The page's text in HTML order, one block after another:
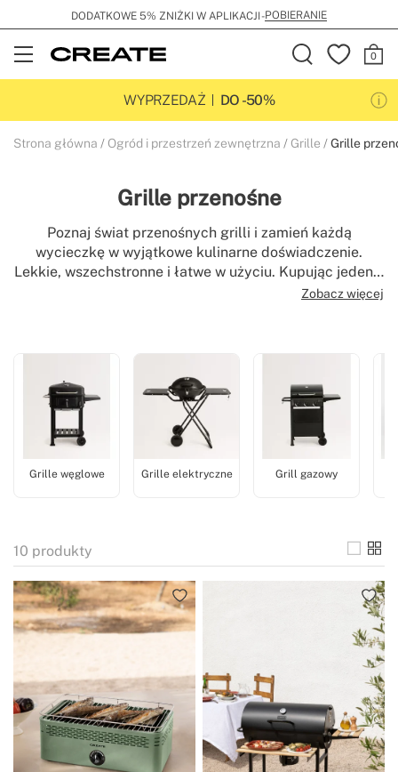
DODATKOWE 5% ZNIŻKI W APLIKACJI -POBIERANIE
Open
Menu
WYPRZEDAŻ
DO -50%
Strona główna Ogród i przestrzeń zewnętrzna Grille Grille
Grille przenośne
Poznaj świat przenośnych grilli i zamień każdą
wycieczkę w wyjątkowe kulinarne doświadczenie.
Lekkie, wszechstronne i łatwe w użyciu. Kupując jeden z
naszych przenośnych grilli, będziesz mógł cieszyć się
Zobacz więcej
Grille węglowe Grille elektryczne Grill gazowy
10 produkty